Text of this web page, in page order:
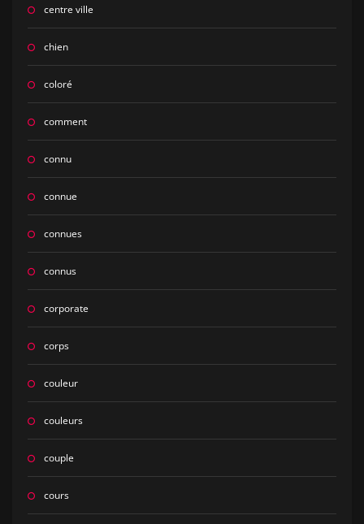
centre ville
chien
coloré
comment
connu
connue
connues
connus
corporate
corps
couleur
couleurs
couple
cours